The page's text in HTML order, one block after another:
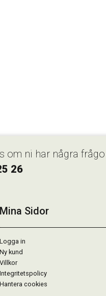
om ni har några
26
Mina Sidor
Logga in
Ny kund
Villkor
Integritetspolicy
Hantera cookies